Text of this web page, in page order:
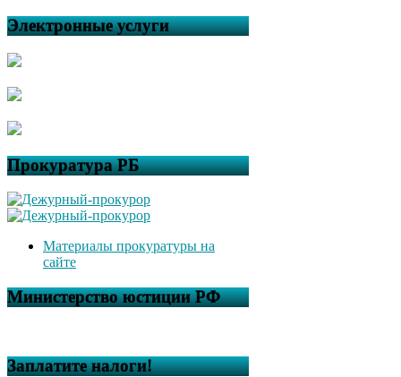
Электронные услуги
Прокуратура РБ
Материалы прокуратуры на
сайте
Министерство юстиции РФ
Заплатите налоги!